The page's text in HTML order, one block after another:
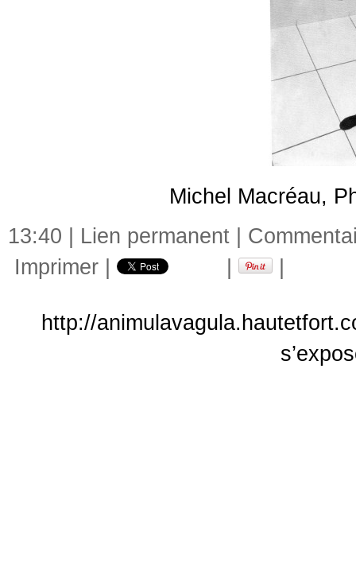
Michel Macréau,
13:40 | Lien permanent
Imprimer
http://